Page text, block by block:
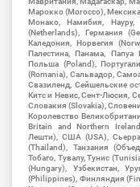
Марокко (Morocco),
Монако, Намибия, Науру,
(Netherlands), Германия
Каледония, Норвегия
Палестина, Панама,
Польша (Poland),
(Romania), Сальвадор,
Свазиленд, Сейшельские
Китс и Невис, Сент-Люсия,
Словакия (Slovakia),
Королевство
Britain and Northern
Лешти), США (USA),
(Thailand), Танзания
Тобаго, Тувалу, Тунис
(Hungary), Узбекистан,
(Philippines), Финляндия